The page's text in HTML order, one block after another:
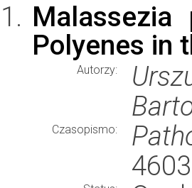
Malassezia
Polyenes in
Autorzy:
Czasopismo: